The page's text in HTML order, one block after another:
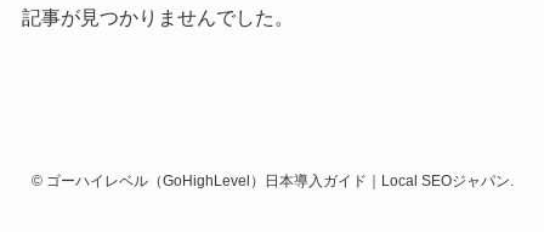
記事が見つかりませんでした。
©ゴーハイレベル（GoHighLevel）日本導入ガイド｜Local SEOジャパン.